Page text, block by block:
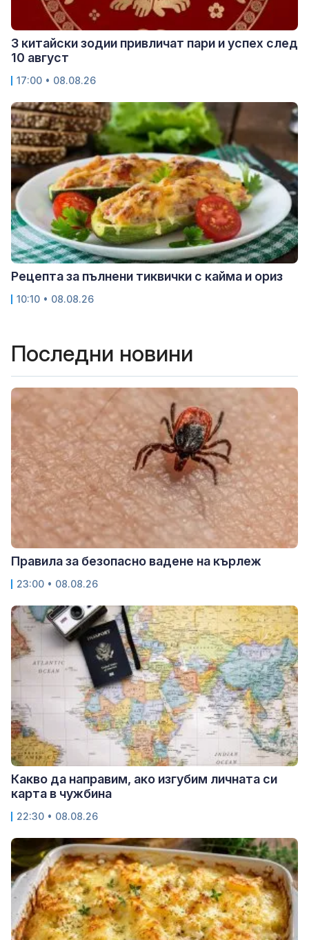
3 китайски зодии привличат пари и успех след
10 август
17:00 • 08.08.26
Рецепта за пълнени тиквички с кайма и ориз
10:10 • 08.08.26
Последни новини
Правила за безопасно вадене на кърлеж
23:00 • 08.08.26
Какво да направим, ако изгубим личната си
карта в чужбина
22:30 • 08.08.26